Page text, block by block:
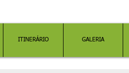
ITINERÁRIO GALERIA